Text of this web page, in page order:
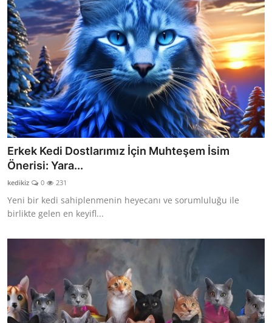
Erkek Kedi Dostlarımız İçin Muhteşem İsim
Önerisi: Yara...
kedikiz 0 231
Yeni bir kedi sahiplenmenin heyecanı ve sorumluluğu ile
birlikte gelen en keyifl...